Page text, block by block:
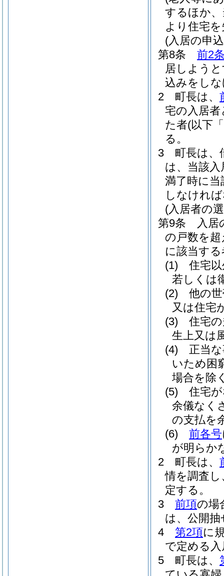
するほか
より住宅
(入居の申
第8条
前2
居しよう
込みをし
2
町長は、
宅の入居
た者(以下
る。
3
町長は、
は、当該
満了時に
しなけれ
(入居者の
第9条
入居
の戸数を
に該当す
(1)
住宅
若しくは
(2)
他の
又は住宅
(3)
住宅
生上又は
(4)
正当
いため困
場合を除
(5)
住宅
余儀なく
の支払を
(6)
前各号
が明らか
2
町長は、
情を調査
定する。
3
前項の場
は、公開
4
第2項に
で定める
5
町長は、